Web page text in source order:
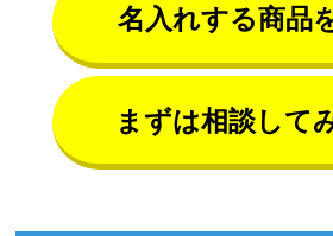
名入れする商品
まずは相談して